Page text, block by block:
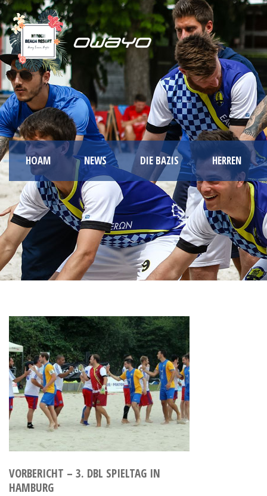
HOAM NEWS DIE BAZIS HERREN
VORBERICHT – 3. DBL SPIELTAG IN
HAMBURG